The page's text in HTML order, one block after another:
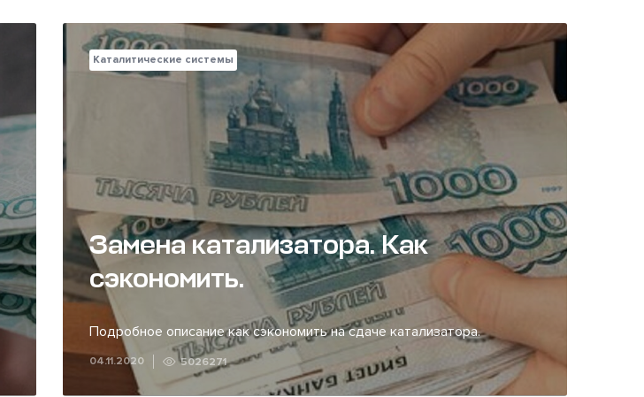
Каталитические системы
Замена катализатора. Как
сэкономить.
Подробное описание как сэкономить на сдаче катализатора.
04.11.2020 5026271